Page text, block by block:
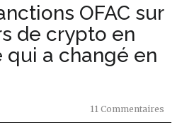
OFAC sur
de crypto en
qui a changé en
11 Commentaires